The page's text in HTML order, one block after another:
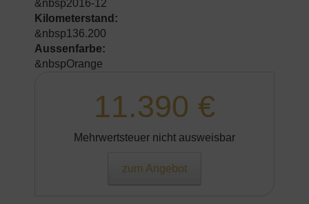
&nbsp2016-12
Kilometerstand:
&nbsp136.200
Aussenfarbe:
&nbspOrange
11.390 €
Mehrwertsteuer nicht ausweisbar
zum Angebot